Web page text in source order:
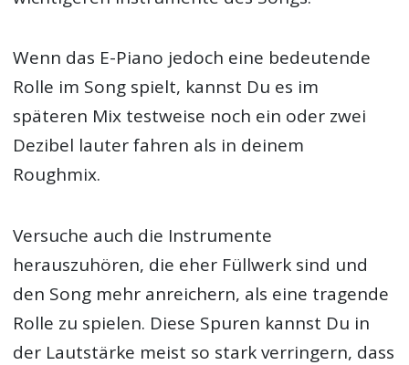
Wenn das E-Piano jedoch eine bedeutende
Rolle im Song spielt, kannst Du es im
späteren Mix testweise noch ein oder zwei
Dezibel lauter fahren als in deinem
Roughmix.
Versuche auch die Instrumente
herauszuhören, die eher Füllwerk sind und
den Song mehr anreichern, als eine tragende
Rolle zu spielen. Diese Spuren kannst Du in
der Lautstärke meist so stark verringern, dass